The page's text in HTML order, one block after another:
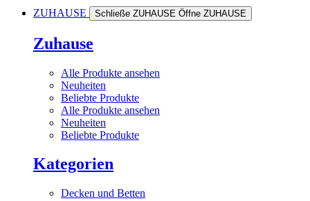
ZUHAUSE Schließe ZUHAUSE Öffne ZUHAUSE
Zuhause
Alle Produkte ansehen
Neuheiten
Beliebte Produkte
Alle Produkte ansehen
Neuheiten
Beliebte Produkte
Kategorien
Decken und Betten